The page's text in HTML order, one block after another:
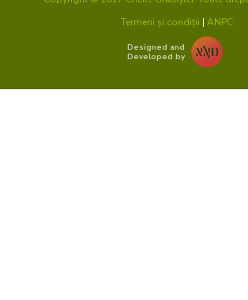
Termeni și condiții | ANPC
Designed and
Developed by